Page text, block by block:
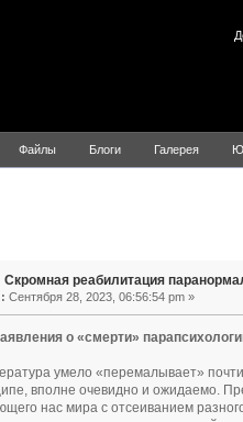
Файлы Блоги Галерея
Скромная реабилитация
: Сентября 28, 2023, 06:56:54 pm »
о «смерти»
умело «перемалывает»
вполне очевидно и ожидаемо.
нас мира с отсеиванием